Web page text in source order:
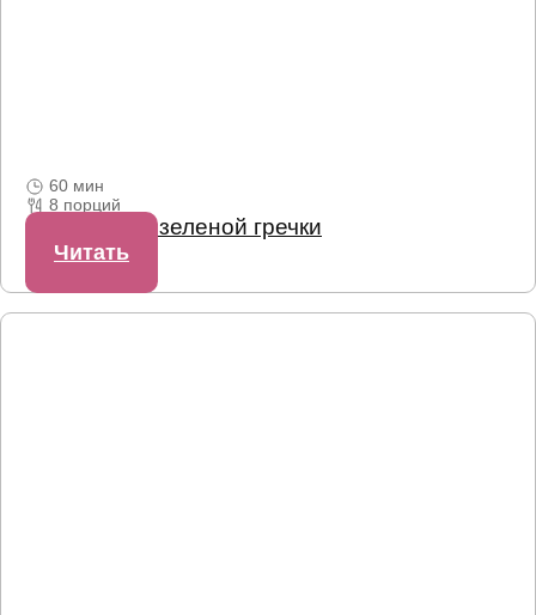
60 мин
8 порций
Конфеты из зеленой гречки
Читать